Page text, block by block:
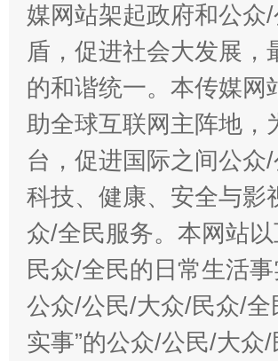
媒网站架起政府和公
盾，促进社会大发展
的和谐统一。本传媒
助全球互联网主阵地
台，促进国际之间公
科技、健康、安全与影
众/全民服务。本网站
民众/全民的日常生活
公众/公民/大众/民众/全
实事”的公众/公民/大